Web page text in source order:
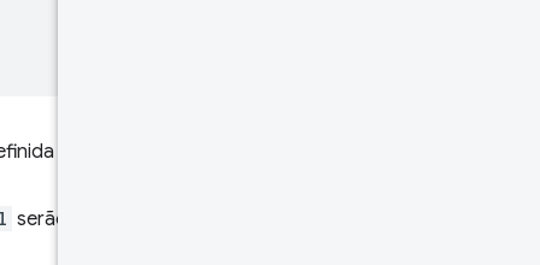
como
serão retornados e